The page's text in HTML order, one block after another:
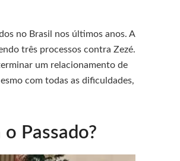
no Brasil nos últimos anos. A
três processos contra Zezé.
um relacionamento de
com todas as dificuldades,
Passado?